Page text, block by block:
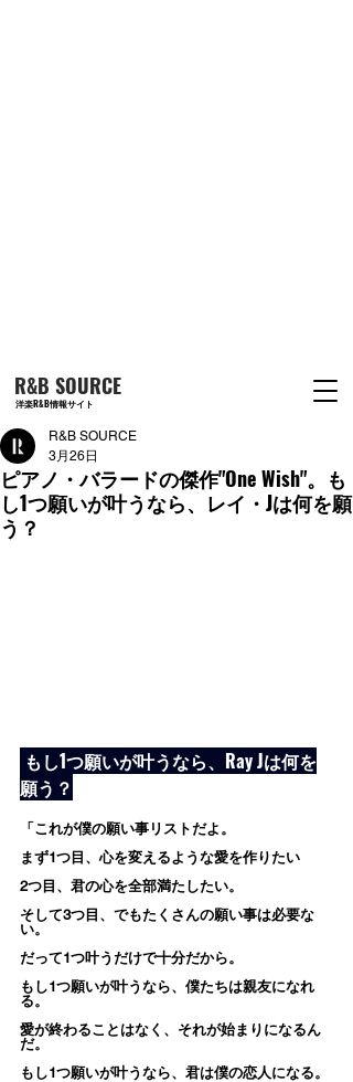
R&B SOURCE
洋楽R&B情報サイト
ピアノ・バラードの傑作"One Wish"。も
し1つ願いが叶うなら、レイ・Jは何を願
う？
R&B SOURCE
3月26日
願う？
「これが僕の願い事リストだよ。
まず1つ目、心を変えるような愛を作りたい
2つ目、君の心を全部満たしたい。
そして3つ目、でもたくさんの願い事は必要な
い。
だって1つ叶うだけで十分だから。
もし1つ願いが叶うなら、僕たちは親友になれ
る。
愛が終わることはなく、それが始まりになるん
だ。
もし1つ願いが叶うなら、君は僕の恋人になる。